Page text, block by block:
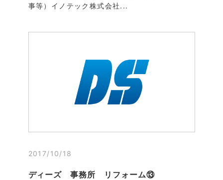
事等）イノテック株式会社...
2017/10/18
ディーズ 事務所 リフォーム⑬